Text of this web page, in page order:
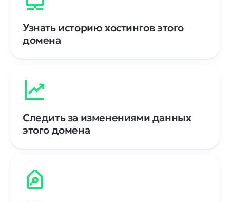
Узнать историю хостингов этого
домена
Следить за изменениями данных
этого домена